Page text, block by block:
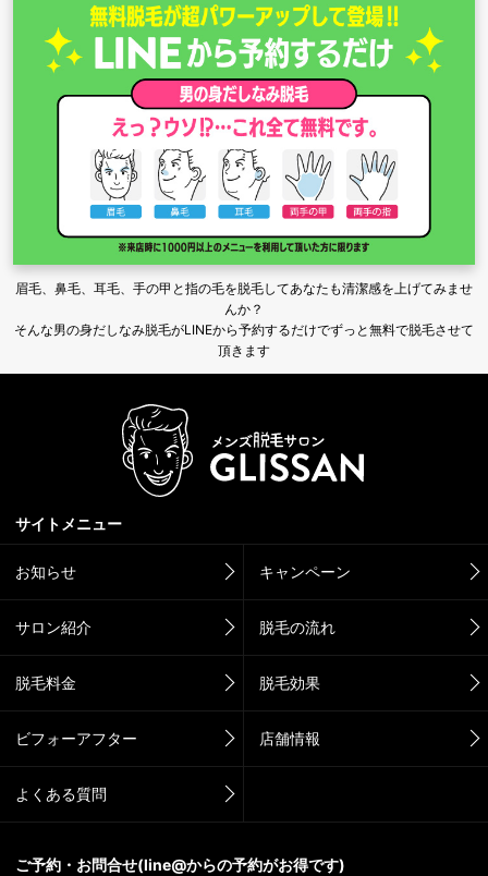
眉毛、鼻毛、耳毛、手の甲と指の毛を脱毛してあなたも清潔感を上げてみませ
んか？
そんな男の身だしなみ脱毛がLINEから予約するだけでずっと無料で脱毛させて
頂きます
サイトメニュー
お知らせ キャンペーン
サロン紹介 脱毛の流れ
脱毛料金 脱毛効果
ビフォーアフター 店舗情報
よくある質問
ご予約・お問合せ(line@からの予約がお得です)